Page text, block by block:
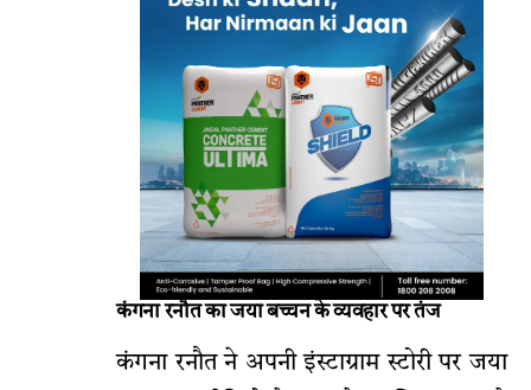
कंगना रनौत का जया बच्चन के व्यवहार पर तंज
कंगना रनौत ने अपनी इंस्टाग्राम स्टोरी पर जया